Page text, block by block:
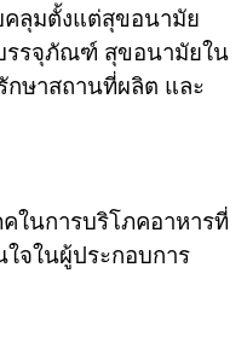
คลุมตั้งแต่สุขอนามัย
รรจุภัณฑ์ สุขอนามัยใน
กษาสถานที่ผลิต และ
ในการบริโภคอาหารที่
จในผู้ประกอบการ